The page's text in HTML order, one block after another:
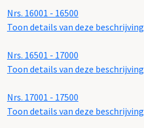
Nrs. 16001 - 16500
Toon details van deze beschrijving
Nrs. 16501 - 17000
Toon details van deze beschrijving
Nrs. 17001 - 17500
Toon details van deze beschrijving